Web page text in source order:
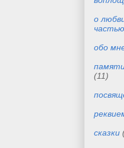
о
частью
обо
(11)
сказки